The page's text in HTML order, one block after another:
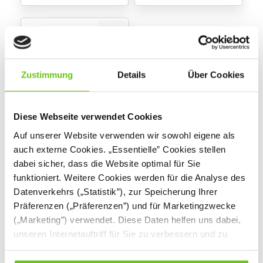
Zustimmung Details Über Cookies
Diese Webseite verwendet Cookies
Auf unserer Website verwenden wir sowohl eigene als
auch externe Cookies. „Essentielle” Cookies stellen
dabei sicher, dass die Website optimal für Sie
funktioniert. Weitere Cookies werden für die Analyse des
Datenverkehrs („Statistik”), zur Speicherung Ihrer
Präferenzen („Präferenzen”) und für Marketingzwecke
(„Marketing”) verwendet. Diese Daten helfen uns dabei,
unseren Internetauftriff für Sie zu verbessern und zu
Info Rail – Namen-
Clips, 4er-Set
Produktnummer: 604238N
5,90 €